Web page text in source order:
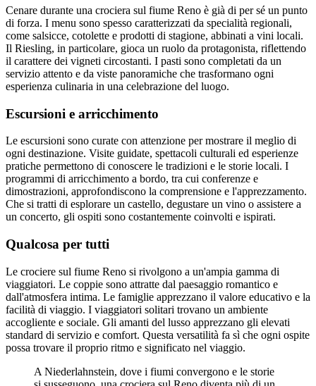
Cenare durante una crociera sul fiume Reno è già di per sé un punto
di forza. I menu sono spesso caratterizzati da specialità regionali,
come salsicce, cotolette e prodotti di stagione, abbinati a vini locali.
Il Riesling, in particolare, gioca un ruolo da protagonista, riflettendo
il carattere dei vigneti circostanti. I pasti sono completati da un
servizio attento e da viste panoramiche che trasformano ogni
esperienza culinaria in una celebrazione del luogo.
Escursioni e arricchimento
Le escursioni sono curate con attenzione per mostrare il meglio di
ogni destinazione. Visite guidate, spettacoli culturali ed esperienze
pratiche permettono di conoscere le tradizioni e le storie locali. I
programmi di arricchimento a bordo, tra cui conferenze e
dimostrazioni, approfondiscono la comprensione e l'apprezzamento.
Che si tratti di esplorare un castello, degustare un vino o assistere a
un concerto, gli ospiti sono costantemente coinvolti e ispirati.
Qualcosa per tutti
Le crociere sul fiume Reno si rivolgono a un'ampia gamma di
viaggiatori. Le coppie sono attratte dal paesaggio romantico e
dall'atmosfera intima. Le famiglie apprezzano il valore educativo e la
facilità di viaggio. I viaggiatori solitari trovano un ambiente
accogliente e sociale. Gli amanti del lusso apprezzano gli elevati
standard di servizio e comfort. Questa versatilità fa sì che ogni ospite
possa trovare il proprio ritmo e significato nel viaggio.
A Niederlahnstein, dove i fiumi convergono e le storie